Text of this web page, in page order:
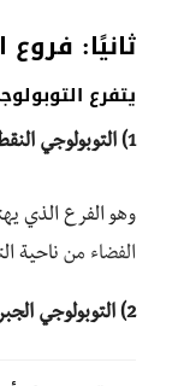
ثانيًا:
يتفرع
1) التوبولوجي النقطية (point-set Topology):
وهو الفرع الذي
الفضاء من ناحية
2) التوبولوجي الجبرية (Algebraic Topology):